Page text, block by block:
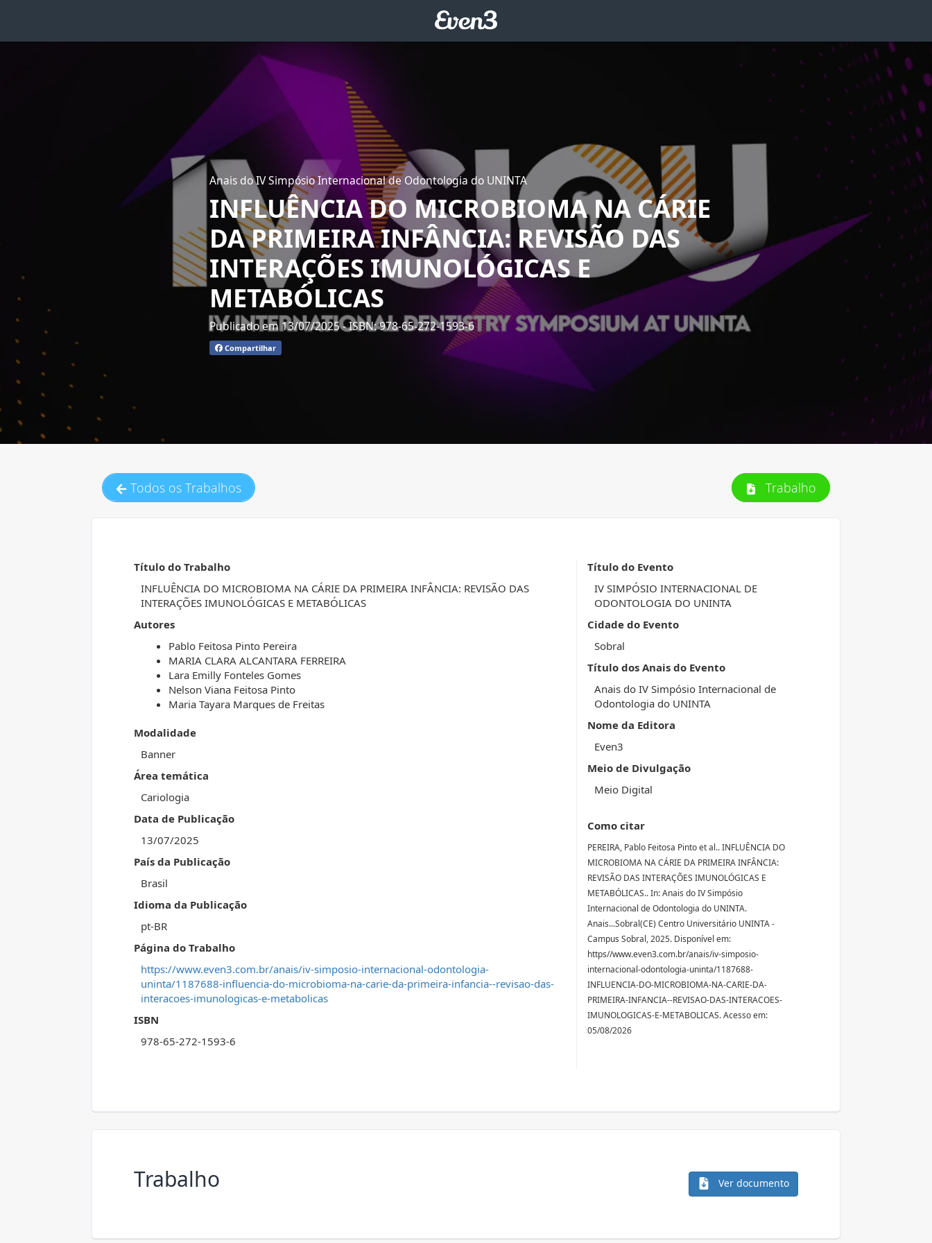
Anais do IV Simpósio Internacional de Odontologia do UNINTA
INFLUÊNCIA DO MICROBIOMA NA CÁRIE
DA PRIMEIRA INFÂNCIA: REVISÃO DAS
INTERAÇÕES IMUNOLÓGICAS E
METABÓLICAS
Publicado em 13/07/2025- ISBN: 978-65-272-1593-6
Compartilhar
Todos os Trabalhos Trabalho
Título do Trabalho
INFLUÊNCIA DO MICROBIOMA NA CÁRIE DA PRIMEIRA INFÂNCIA: REVISÃO DAS
INTERAÇÕES IMUNOLÓGICAS E METABÓLICAS
Autores
Pablo Feitosa Pinto Pereira
MARIA CLARA ALCANTARA FERREIRA
Lara Emilly Fonteles Gomes
Nelson Viana Feitosa Pinto
Maria Tayara Marques de Freitas
Modalidade
Banner
Área temática
Cariologia
Data de Publicação
13/07/2025
País da Publicação
Brasil
Idioma da Publicação
pt-BR
Página do Trabalho
https://www.even3.com.br/anais/iv-simposio-internacional-odontologia-
uninta/1187688-influencia-do-microbioma-na-carie-da-primeira-infancia--revisao-das-
interacoes-imunologicas-e-metabolicas
ISBN
978-65-272-1593-6
Título do Evento
IV SIMPÓSIO INTERNACIONAL DE
ODONTOLOGIA DO UNINTA
Cidade do Evento
Sobral
Título dos Anais do Evento
Anais do IV Simpósio Internacional de
Odontologia do UNINTA
Nome da Editora
Even3
Meio de Divulgação
Meio Digital
Como citar
PEREIRA, Pablo Feitosa Pinto et al.. INFLUÊNCIA DO
MICROBIOMA NA CÁRIE DA PRIMEIRA INFÂNCIA:
REVISÃO DAS INTERAÇÕES IMUNOLÓGICAS E
METABÓLICAS.. In: Anais do IV Simpósio
Internacional de Odontologia do UNINTA.
Anais...Sobral(CE) Centro Universitário UNINTA -
Campus Sobral, 2025. Disponível em:
https//www.even3.com.br/anais/iv-simposio-
internacional-odontologia-uninta/1187688-
INFLUENCIA-DO-MICROBIOMA-NA-CARIE-DA-
PRIMEIRA-INFANCIA--REVISAO-DAS-INTERACOES-
IMUNOLOGICAS-E-METABOLICAS. Acesso em:
05/08/2026
Trabalho Ver documento